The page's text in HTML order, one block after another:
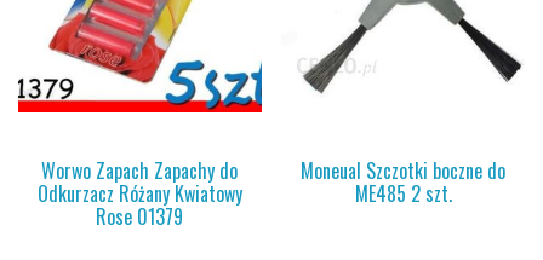
Worwo Zapach Zapachy do
Odkurzacz Różany Kwiatowy
Rose 01379
Moneual Szczotki boczne do
ME485 2 szt.